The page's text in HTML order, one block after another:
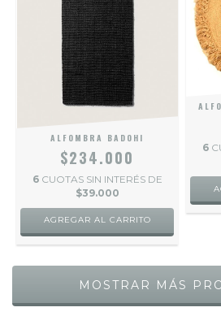
ALFOMBRA BADOHI
$234.000
6 CUOTAS SIN INTERÉS DE
$39.000
AGREGAR AL CARRITO
6
MOSTRAR MÁS